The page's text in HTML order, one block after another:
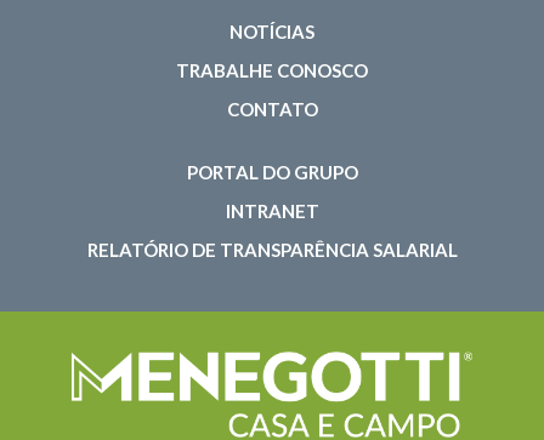
NOTÍCIAS
TRABALHE CONOSCO
CONTATO
PORTAL DO GRUPO
INTRANET
RELATÓRIO DE TRANSPARÊNCIA SALARIAL